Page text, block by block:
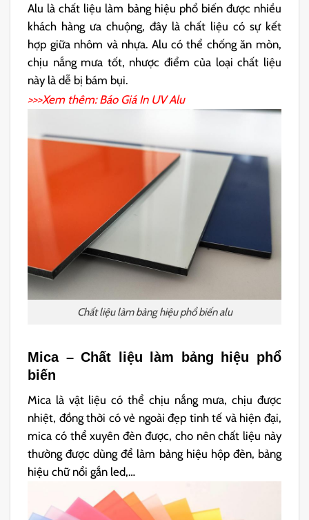
Alu là chất liệu làm bảng hiệu phổ biến được nhiều
khách hàng ưa chuộng, đây là chất liệu có sự kết
hợp giữa nhôm và nhựa. Alu có thể chống ăn mòn,
chịu nắng mưa tốt, nhược điểm của loại chất liệu
này là dễ bị bám bụi.
>>>Xem thêm: Báo Giá In UV Alu
Chất liệu làm bảng hiệu phổ biến alu
Mica – Chất liệu làm bảng hiệu phổ
biến
Mica là vật liệu có thể chịu nắng mưa, chịu được
nhiệt, đồng thời có vẻ ngoài đẹp tinh tế và hiện đại,
mica có thể xuyên đèn được, cho nên chất liệu này
thường được dùng để làm bảng hiệu hộp đèn, bảng
hiệu chữ nổi gắn led,…